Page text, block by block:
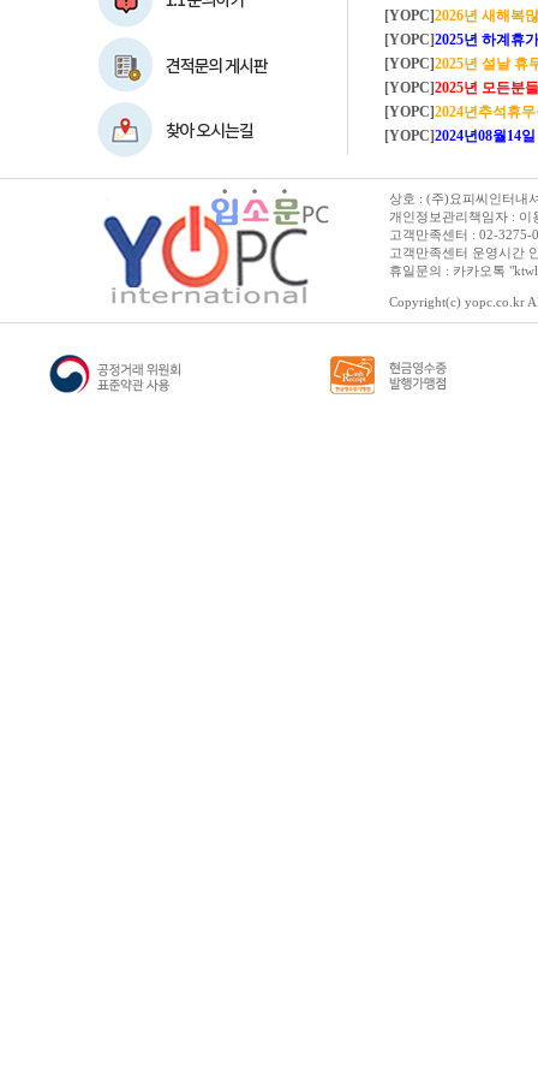
[YOPC]2026년 새해복많
[YOPC]2025년 하계휴가 8/2~8/5
[YOPC]2025년 설날 휴
[YOPC]2025년 모든분들 새해복
[YOPC]2024년추석휴
[YOPC]2024년08월14일 수요일 택
상호 : (주)요피씨인터내
개인정보관리책임자 : 이
고객만족센터 : 02-3275-
고객만족센터 운영시간
휴일문의 : 카카오톡
Copyright(c) yopc.co.kr